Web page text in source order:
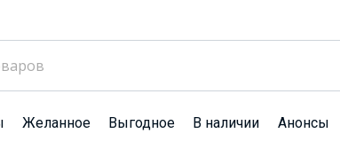
Желанное Выгодное В наличии Анонсы